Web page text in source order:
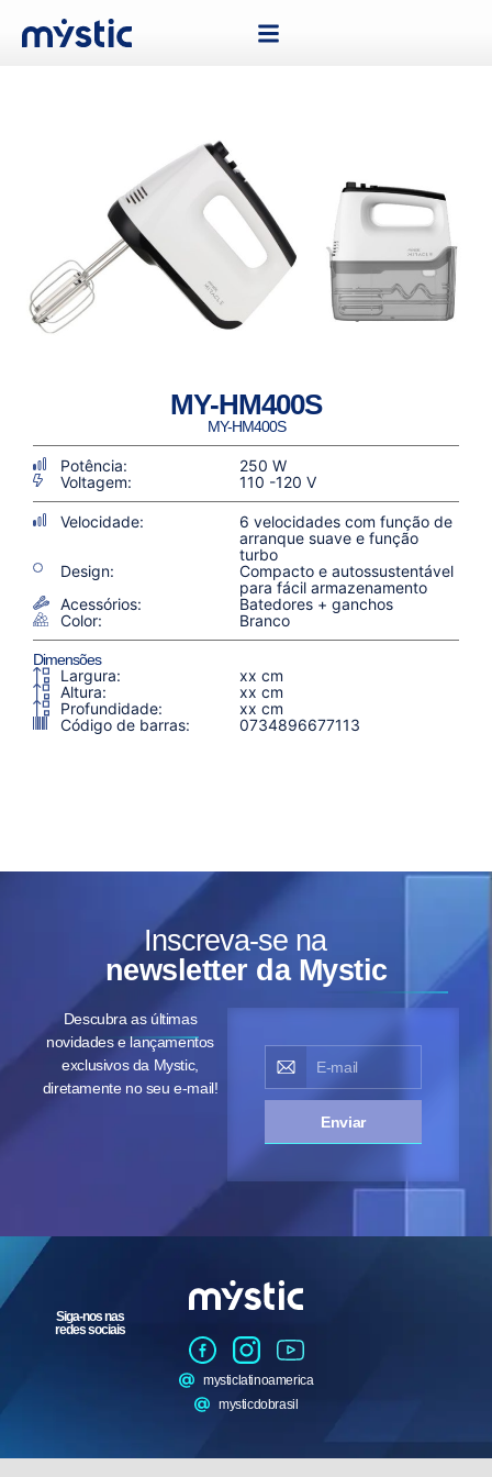
MY-HM400S
MY-HM400S
Potência:
250 W
Voltagem:
110 -120 V
Velocidade:
6 velocidades com função de
arranque suave e função
turbo
Design:
Compacto e autossustentável
para fácil armazenamento
Acessórios:
Batedores + ganchos
Color:
Branco
Dimensões
Largura:
xx cm
Altura:
xx cm
Profundidade:
xx cm
Código de barras:
0734896677113
Inscreva-se na
newsletter da Mystic
Descubra as últimas
novidades e lançamentos
exclusivos da Mystic,
diretamente no seu e-mail!
Enviar
Siga-nos nas
redes sociais
mysticlatinoamerica
mysticdobrasil